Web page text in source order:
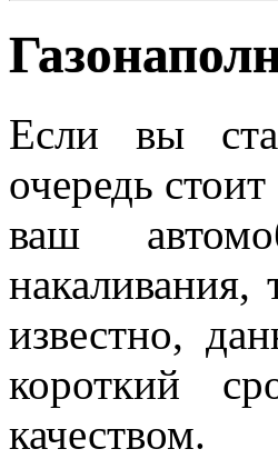
Если вы
очередь
ваш
накаливания,
известно,
короткий
качеством.